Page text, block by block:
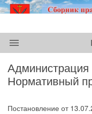
menu
Нормативный
Постановление от